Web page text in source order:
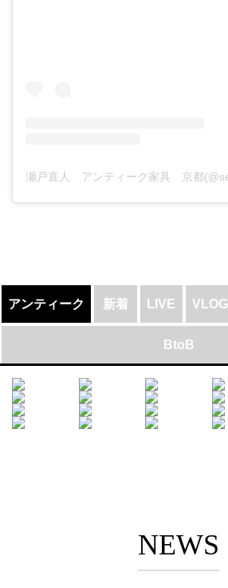
アンティーク 新着 LIVE VLOG
BtoB
NEWS